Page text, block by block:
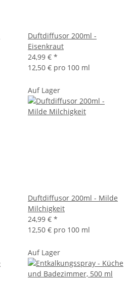
Duftdiffusor 200ml -
Eisenkraut
24,99 € *
12,50 € pro 100 ml
Auf Lager
Duftdiffusor 200ml - Milde
Milchigkeit
24,99 € *
12,50 € pro 100 ml
Auf Lager